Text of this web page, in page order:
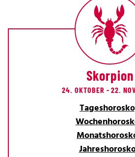
Skorpion
24. OKTOBER - 22.